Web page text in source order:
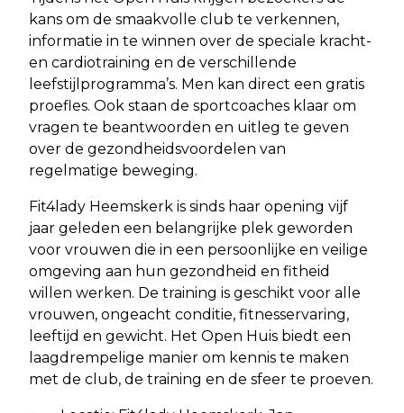
kans om de smaakvolle club te verkennen,
informatie in te winnen over de speciale kracht-
en cardiotraining en de verschillende
leefstijlprogramma’s. Men kan direct een gratis
proefles. Ook staan de sportcoaches klaar om
vragen te beantwoorden en uitleg te geven
over de gezondheidsvoordelen van
regelmatige beweging.
Fit4lady Heemskerk is sinds haar opening vijf
jaar geleden een belangrijke plek geworden
voor vrouwen die in een persoonlijke en veilige
omgeving aan hun gezondheid en fitheid
willen werken. De training is geschikt voor alle
vrouwen, ongeacht conditie, fitnesservaring,
leeftijd en gewicht. Het Open Huis biedt een
laagdrempelige manier om kennis te maken
met de club, de training en de sfeer te proeven.